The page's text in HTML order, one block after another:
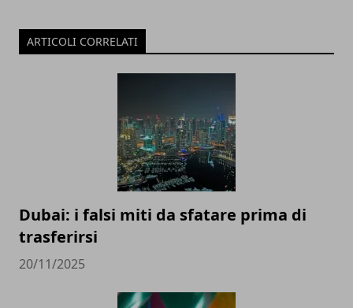
ARTICOLI CORRELATI
Dubai: i falsi miti da sfatare prima di
trasferirsi
20/11/2025